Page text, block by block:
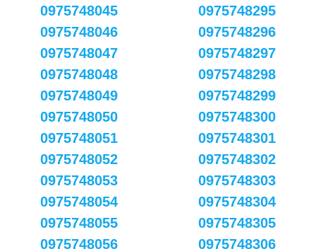
0975748045
0975748046
0975748047
0975748048
0975748049
0975748050
0975748051
0975748052
0975748053
0975748054
0975748055
0975748056
0975748295
0975748296
0975748297
0975748298
0975748299
0975748300
0975748301
0975748302
0975748303
0975748304
0975748305
0975748306